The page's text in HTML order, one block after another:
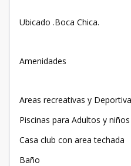
Ubicado .Boca Chica.
Amenidades
Areas recreativas y
Piscinas para Adultos y niños
Casa club con area techada
Baño